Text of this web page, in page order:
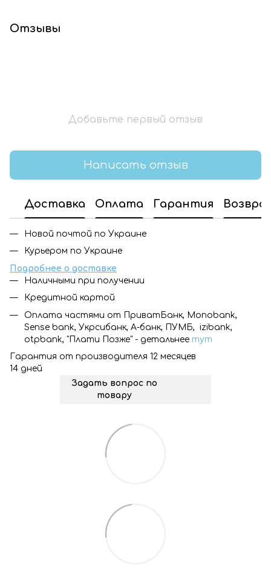
Отзывы
Добавьте первый отзыв
Написать отзыв
Доставка Оплата Гарантия
Новой почтой по Украине
Курьером по Украине
Подробнее о доставке
Наличными при получении
Кредитной картой
Оплата частями от ПриватБанк, Monobank,
Sense bank, Укрсибанк, А-банк, ПУМБ, izibank,
otpbank, "Плати Позже" - детальнее тут
Гарантия от производителя 12 месяцев
14 дней
Задать вопрос по
товару